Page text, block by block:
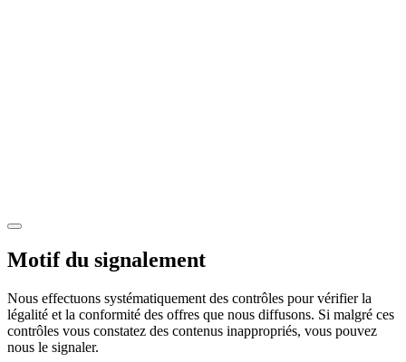
Motif du signalement
Nous effectuons systématiquement des contrôles pour vérifier la
légalité et la conformité des offres que nous diffusons. Si malgré ces
contrôles vous constatez des contenus inappropriés, vous pouvez
nous le signaler.